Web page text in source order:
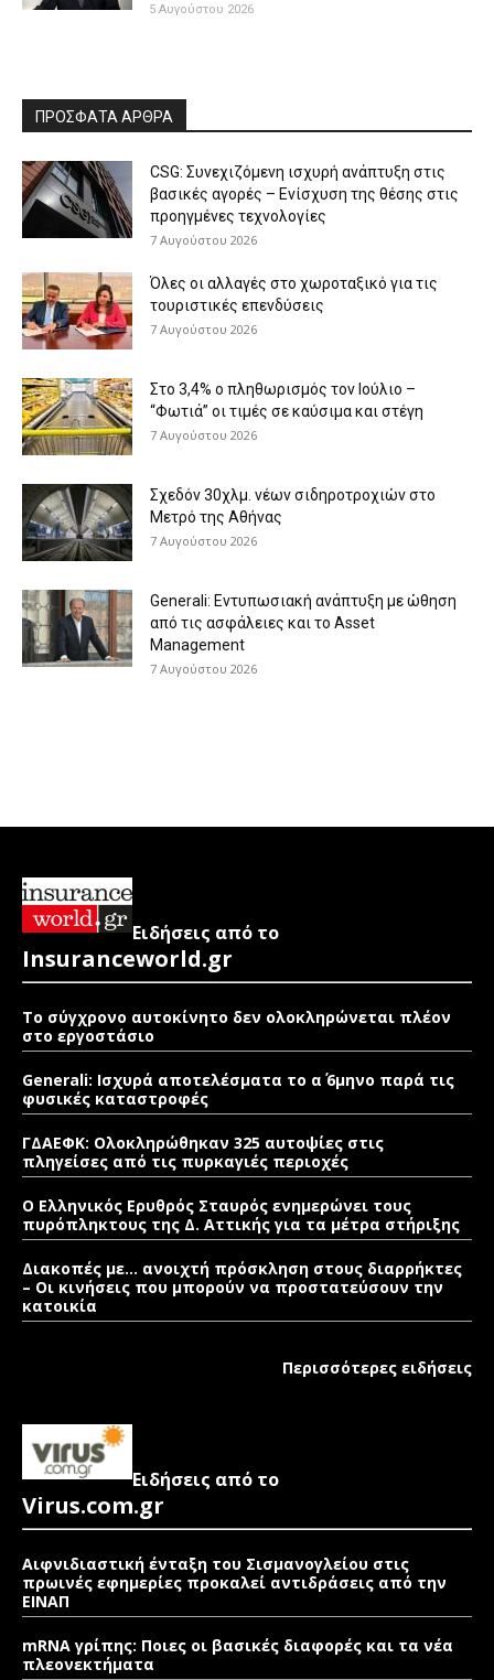
5 Αυγούστου 2026
ΠΡΟΣΦΑΤΑ ΑΡΘΡΑ
CSG: Συνεχιζόμενη ισχυρή ανάπτυξη στις
βασικές αγορές – Ενίσχυση της θέσης στις
προηγμένες τεχνολογίες
7 Αυγούστου 2026
Όλες οι αλλαγές στο χωροταξικό για τις
τουριστικές επενδύσεις
7 Αυγούστου 2026
Στο 3,4% ο πληθωρισμός τον Ιούλιο –
“Φωτιά” οι τιμές σε καύσιμα και στέγη
7 Αυγούστου 2026
Σχεδόν 30χλμ. νέων σιδηροτροχιών στο
Μετρό της Αθήνας
7 Αυγούστου 2026
Generali: Eντυπωσιακή ανάπτυξη με ώθηση
από τις ασφάλειες και το Asset
Management
7 Αυγούστου 2026
Ειδήσεις από το
Insuranceworld.gr
Το σύγχρονο αυτοκίνητο δεν ολοκληρώνεται πλέον
στο εργοστάσιο
Generali: Ισχυρά αποτελέσματα το α΄ 6μηνο παρά τις
φυσικές καταστροφές
ΓΔΑΕΦΚ: Ολοκληρώθηκαν 325 αυτοψίες στις
πληγείσες από τις πυρκαγιές περιοχές
Ο Ελληνικός Ερυθρός Σταυρός ενημερώνει τους
πυρόπληκτους της Δ. Αττικής για τα μέτρα στήριξης
Διακοπές με… ανοιχτή πρόσκληση στους διαρρήκτες
– Οι κινήσεις που μπορούν να προστατεύσουν την
κατοικία
Περισσότερες ειδήσεις
Ειδήσεις από το
Virus.com.gr
Αιφνιδιαστική ένταξη του Σισμανογλείου στις
πρωινές εφημερίες προκαλεί αντιδράσεις από την
ΕΙΝΑΠ
mRNA γρίπης: Ποιες οι βασικές διαφορές και τα νέα
πλεονεκτήματα